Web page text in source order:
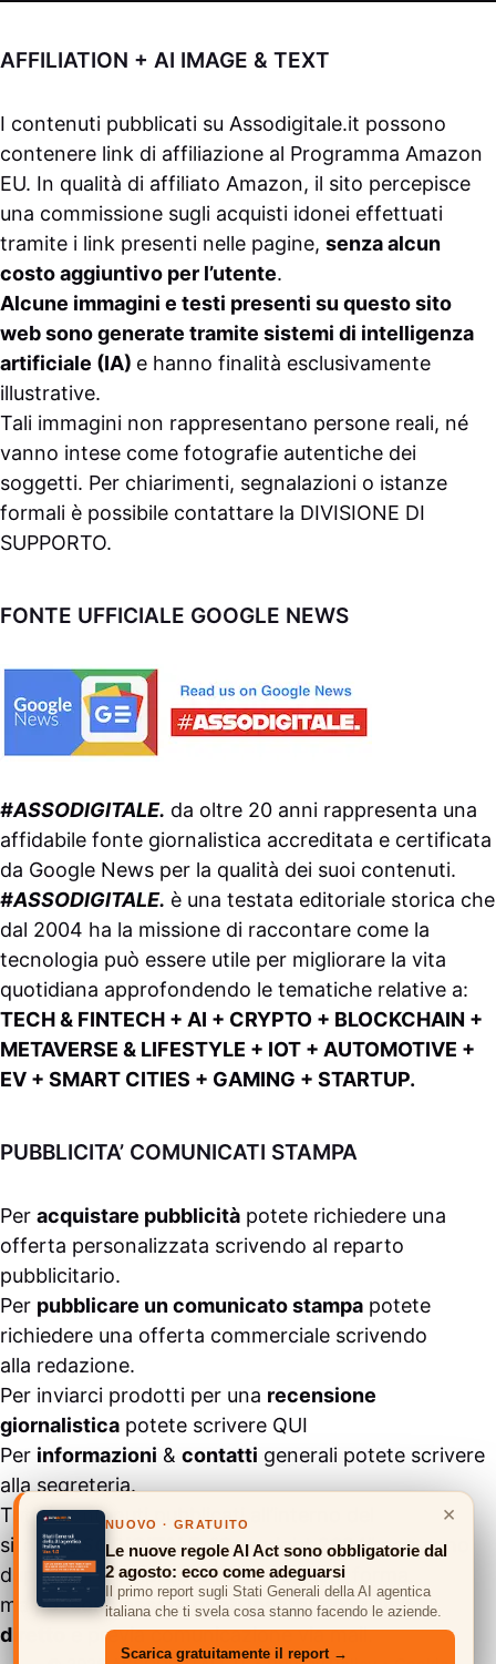
AFFILIATION + AI IMAGE & TEXT
I contenuti pubblicati su Assodigitale.it possono
contenere link di affiliazione al Programma Amazon
EU. In qualità di affiliato Amazon, il sito percepisce
una commissione sugli acquisti idonei effettuati
tramite i link presenti nelle pagine, senza alcun
costo aggiuntivo per l’utente.
Alcune immagini e testi presenti su questo sito
web sono generate tramite sistemi di intelligenza
artificiale (IA) e hanno finalità esclusivamente
illustrative.
Tali immagini non rappresentano persone reali, né
vanno intese come fotografie autentiche dei
soggetti. Per chiarimenti, segnalazioni o istanze
formali è possibile contattare la DIVISIONE DI
SUPPORTO.
FONTE UFFICIALE GOOGLE NEWS
#ASSODIGITALE. da oltre 20 anni rappresenta una
affidabile fonte giornalistica accreditata e certificata
da Google News per la qualità dei suoi contenuti.
#ASSODIGITALE. è una testata editoriale storica che
dal 2004 ha la missione di raccontare come la
tecnologia può essere utile per migliorare la vita
quotidiana approfondendo le tematiche relative a:
TECH & FINTECH + AI + CRYPTO + BLOCKCHAIN +
METAVERSE & LIFESTYLE + IOT + AUTOMOTIVE +
EV + SMART CITIES + GAMING + STARTUP.
PUBBLICITA’ COMUNICATI STAMPA
Per acquistare pubblicità potete richiedere una
offerta personalizzata scrivendo al reparto
pubblicitario.
Per pubblicare un comunicato stampa potete
richiedere una offerta commerciale scrivendo
alla redazione.
Per inviarci prodotti per una recensione
giornalistica potete scrivere QUI
Per informazioni & contatti generali potete scrivere
alla segreteria.
Tutti i contenuti pubblicati all’interno del
sito #ASSODIGITALE.“Copyright 2024” non sono
duplicabili e/o riproducibili in nessuna forma,
ma possono essere citati inserendo un link
diretto
e previa comunicazione viamail.
×
NUOVO · GRATUITO
Le nuove regole AI Act sono obbligatorie dal
2 agosto: ecco come adeguarsi
Il primo report sugli Stati Generali della AI agentica
italiana che ti svela cosa stanno facendo le aziende.
Scarica gratuitamente il report →